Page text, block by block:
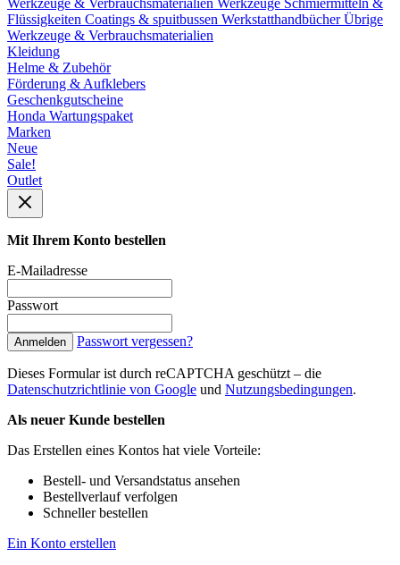
Werkzeuge & Verbrauchsmaterialien Werkzeuge Schmiermitteln &
Flüssigkeiten Coatings & spuitbussen WerkstatthandbücherÜbrige
Werkzeuge & Verbrauchsmaterialien
Kleidung
Helme & Zubehör
Förderung & Aufklebers
Geschenkgutscheine
Honda Wartungspaket
Marken
Neue
Sale!
Outlet
Mit Ihrem Konto bestellen
E-Mailadresse
Passwort
Anmelden Passwort vergessen?
Dieses Formular ist durch reCAPTCHA geschützt – die
Datenschutzrichtlinie von Google und Nutzungsbedingungen.
Als neuer Kunde bestellen
Das Erstellen eines Kontos hat viele Vorteile:
Bestell- und Versandstatus ansehen
Bestellverlauf verfolgen
Schneller bestellen
Ein Konto erstellen